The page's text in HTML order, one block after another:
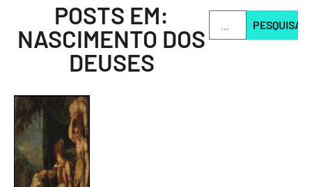
POSTS EM:
NASCIMENTO DOS
DEUSES
PESQUISAR